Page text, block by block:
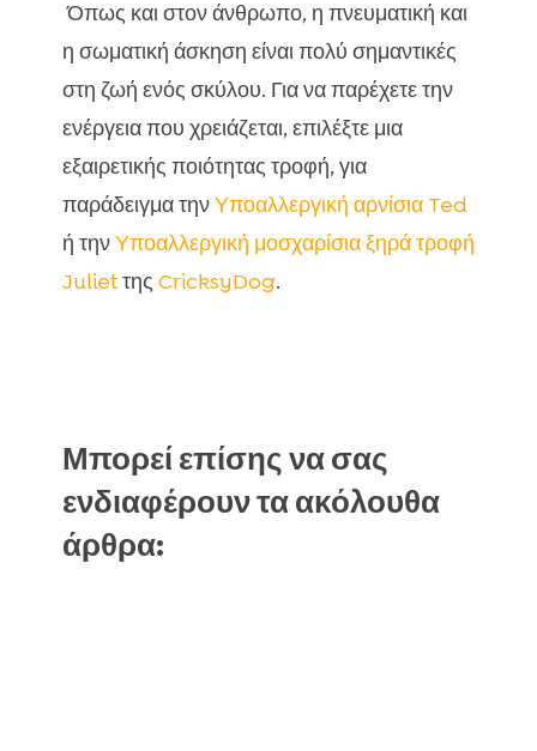
Όπως και στον άνθρωπο, η πνευματική και
η σωματική άσκηση είναι πολύ σημαντικές
στη ζωή ενός σκύλου. Για να παρέχετε την
ενέργεια που χρειάζεται, επιλέξτε μια
εξαιρετικής ποιότητας τροφή, για
παράδειγμα τηνΥποαλλεργική αρνίσια Ted
ή τηνΥποαλλεργική μοσχαρίσια ξηρά τροφή
Julietτης CricksyDog.
Μπορεί επίσης να σας
ενδιαφέρουν τα ακόλουθα
άρθρα: